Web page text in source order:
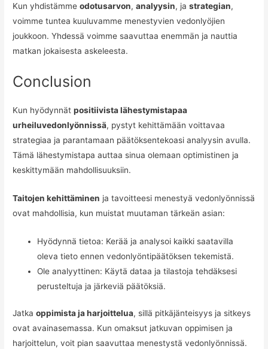
Kun yhdistämmeodotusarvon,analyysin, jastrategian,
voimme tuntea kuuluvamme menestyvien vedonlyöjien
joukkoon. Yhdessä voimme saavuttaa enemmän ja nauttia
matkan jokaisesta askeleesta.
Conclusion
Kun hyödynnätpositiivista lähestymistapaa
urheiluvedonlyönnissä, pystyt kehittämään voittavaa
strategiaa ja parantamaan päätöksentekoasi analyysin avulla.
Tämä lähestymistapa auttaa sinua olemaan optimistinen ja
keskittymään mahdollisuuksiin.
Taitojen kehittäminen ja tavoitteesi menestyä vedonlyönnissä
ovat mahdollisia, kun muistat muutaman tärkeän asian:
Hyödynnä tietoa: Kerää ja analysoi kaikki saatavilla
oleva tieto ennen vedonlyöntipäätöksen tekemistä.
Ole analyyttinen: Käytä dataa ja tilastoja tehdäksesi
perusteltuja ja järkeviä päätöksiä.
Jatkaoppimista ja harjoittelua, sillä pitkäjänteisyys ja sitkeys
ovat avainasemassa. Kun omaksut jatkuvan oppimisen ja
harjoittelun, voit pian saavuttaa menestystä vedonlyönnissä.